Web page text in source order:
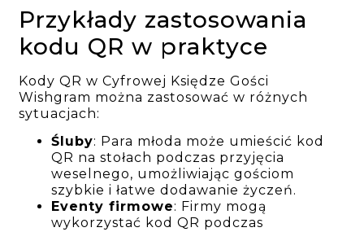
Przykłady zastosowania
kodu QR w praktyce
Kody QR w Cyfrowej Księdze Gości
Wishgram można zastosować w różnych
sytuacjach:
Śluby: Para młoda może umieścić kod
QR na stołach podczas przyjęcia
weselnego, umożliwiając gościom
szybkie i łatwe dodawanie życzeń.
Eventy firmowe: Firmy mogą
wykorzystać kod QR podczas